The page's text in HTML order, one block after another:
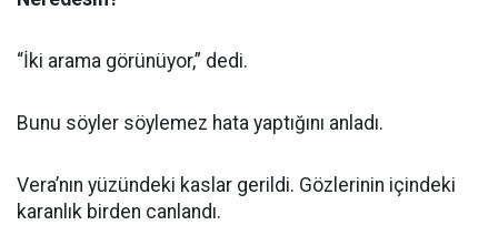
“İki arama görünüyor,” dedi.
Bunu söyler söylemez hata yaptığını anladı.
Vera’nın yüzündeki kaslar gerildi. Gözlerinin içindeki
karanlık birden canlandı.